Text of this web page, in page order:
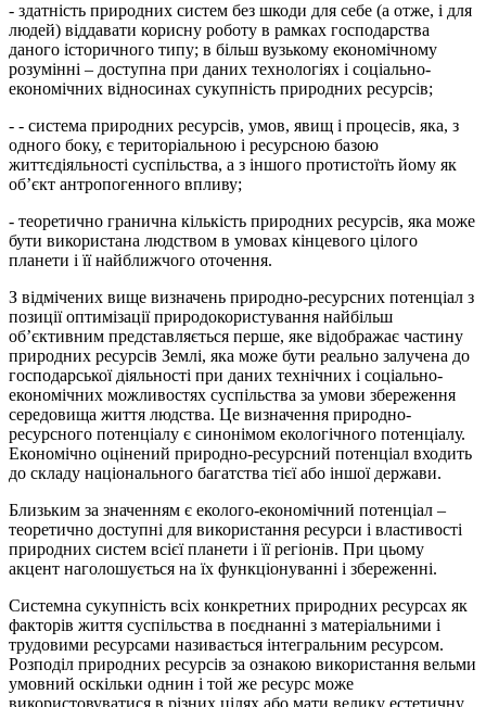
- здатність природних систем без шкоди для себе (а отже, і для
людей) віддавати корисну роботу в рамках господарства
даного історичного типу; в більш вузькому економічному
розумінні – доступна при даних технологіях і соціально-
економічних відносинах сукупність природних ресурсів;
- - система природних ресурсів, умов, явищ і процесів, яка, з
одного боку, є територіальною і ресурсною базою
життєдіяльності суспільства, а з іншого протистоїть йому як
об’єкт антропогенного впливу;
- теоретично гранична кількість природних ресурсів, яка може
бути використана людством в умовах кінцевого цілого
планети і її найближчого оточення.
З відмічених вище визначень природно-ресурсних потенціал з
позиції оптимізації природокористування найбільш
об’єктивним представляється перше, яке відображає частину
природних ресурсів Землі, яка може бути реально залучена до
господарської діяльності при даних технічних і соціально-
економічних можливостях суспільства за умови збереження
середовища життя людства. Це визначення природно-
ресурсного потенціалу є синонімом екологічного потенціалу.
Економічно оцінений природно-ресурсний потенціал входить
до складу національного багатства тієї або іншої держави.
Близьким за значенням є еколого-економічний потенціал –
теоретично доступні для використання ресурси і властивості
природних систем всієї планети і її регіонів. При цьому
акцент наголошується на їх функціонуванні і збереженні.
Системна сукупність всіх конкретних природних ресурсах як
факторів життя суспільства в поєднанні з матеріальними і
трудовими ресурсами називається інтегральним ресурсом.
Розподіл природних ресурсів за ознакою використання вельми
умовний оскільки однин і той же ресурс може